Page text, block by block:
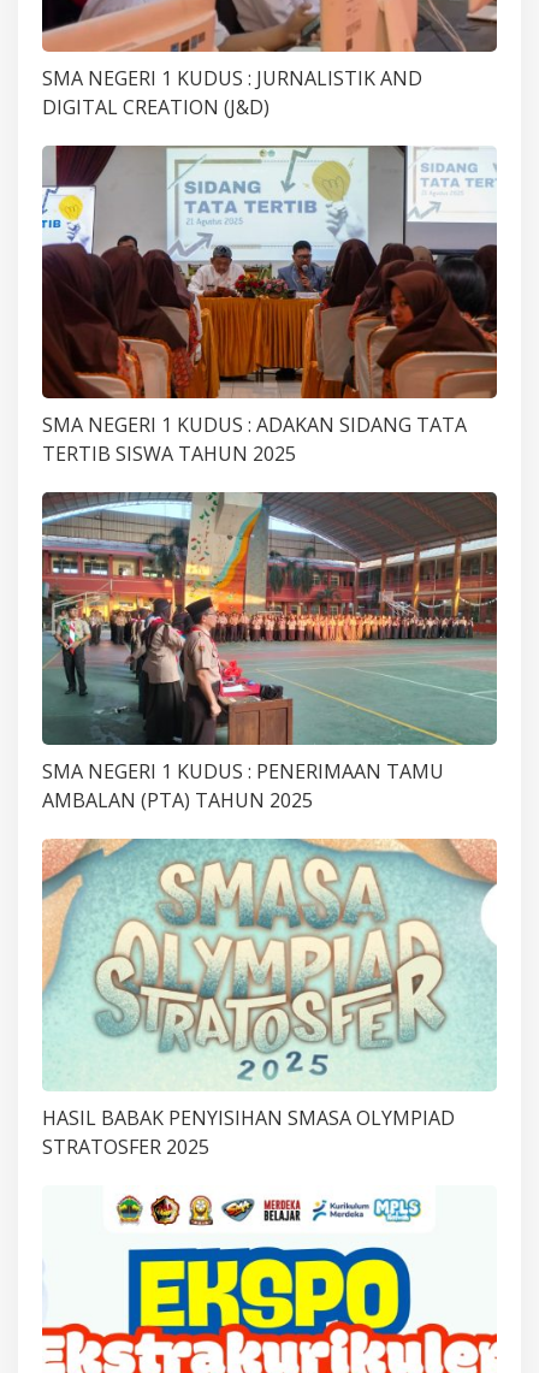
SMA NEGERI 1 KUDUS : JURNALISTIK AND
DIGITAL CREATION (J&D)
SMA NEGERI 1 KUDUS : ADAKAN SIDANG TATA
TERTIB SISWA TAHUN 2025
SMA NEGERI 1 KUDUS : PENERIMAAN TAMU
AMBALAN (PTA) TAHUN 2025
HASIL BABAK PENYISIHAN SMASA OLYMPIAD
STRATOSFER 2025